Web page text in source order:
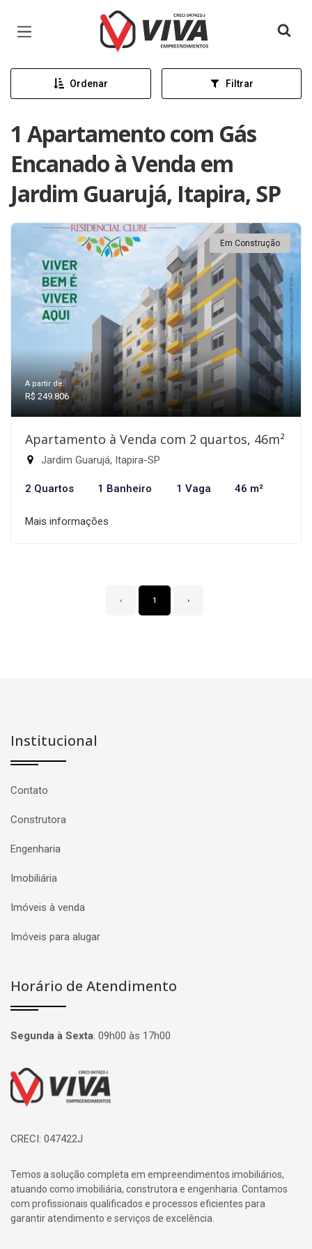
Página inicial
Ordenar Filtrar
1 Apartamento com Gás
Encanado à Venda em
Jardim Guarujá, Itapira, SP
Em Construção
A partir de:
R$ 249.806
Apartamento à Venda com 2 quartos, 46m²
Jardim Guarujá, Itapira-SP
2 Quartos 1 Banheiro 1 Vaga 46 m²
Mais informações
‹ 1 ›
Institucional
Contato
Construtora
Engenharia
Imobiliária
Imóveis à venda
Imóveis para alugar
Horário de Atendimento
Segunda à Sexta: 09h00 às 17h00
Página inicial
CRECI: 047422J
Temos a solução completa em empreendimentos imobiliários,
atuando como imobiliária, construtora e engenharia. Contamos
com profissionais qualificados e processos eficientes para
garantir atendimento e serviços de excelência.